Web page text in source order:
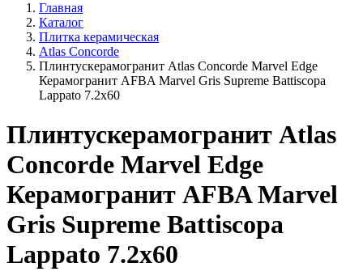
Главная
Каталог
Плитка керамическая
Atlas Concorde
Плинтускерамогранит Atlas Concorde Marvel Edge
Керамогранит AFBA Marvel Gris Supreme Battiscopa
Lappato 7.2x60
Плинтускерамогранит Atlas
Concorde Marvel Edge
Керамогранит AFBA Marvel
Gris Supreme Battiscopa
Lappato 7.2x60